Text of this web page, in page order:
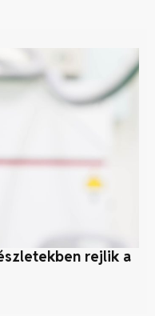
rejlik a